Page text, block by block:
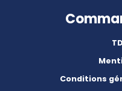
Conditions